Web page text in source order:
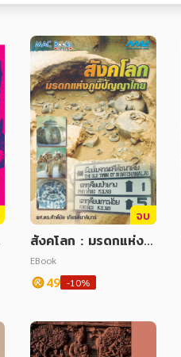
จบ
สังคโลก : มรดกแห่งภู
มิปัญญาไทย
EBook
49 -10%